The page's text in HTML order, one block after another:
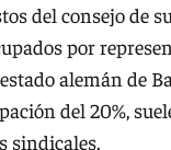
del consejo de
por
alemán de
del 20%,
sindicales.